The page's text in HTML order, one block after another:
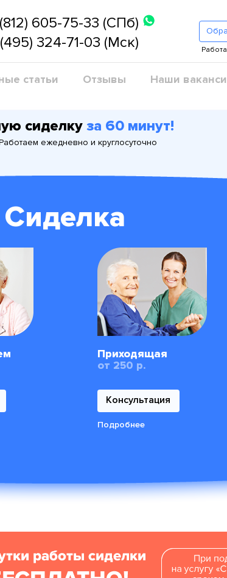
605-75-33 (СПб)
324-71-03 (Мск)
статьи Отзывы Наши
сиделку за 60 минут!
ежедневно и круглосуточно
Сиделка
Приходящая
от 250 р.
Консультация
Подробнее